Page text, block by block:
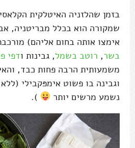
בזמן שהלזניה האיטלקית
שמקורה הוא בכלל מבריטניה,
אימצו אותה בחום אליהם)
בשר, רוטב בשמל, גבינות ודפי
משמעותית הרבה פחות כבד,
וגבינה בו פשוט אימפּקבילי
נשמע מרשים יותר
).